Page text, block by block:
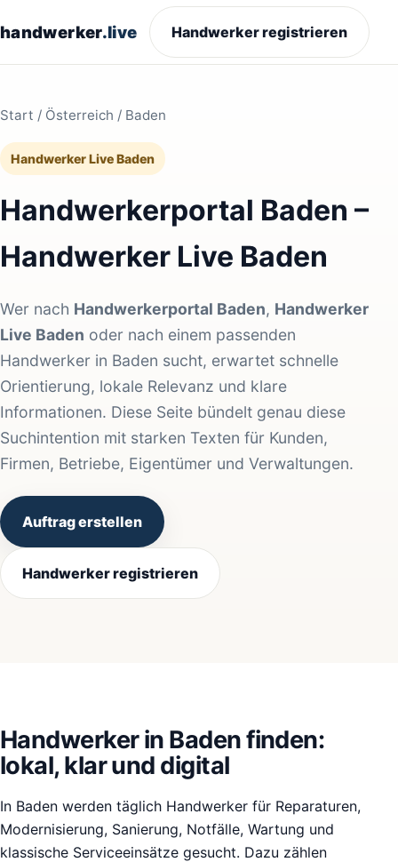
handwerker.live Handwerker registrieren
Start / Österreich / Baden
Handwerker Live Baden
Handwerkerportal Baden –
Handwerker Live Baden
Wer nach Handwerkerportal Baden, Handwerker
Live Baden oder nach einem passenden
Handwerker in Baden sucht, erwartet schnelle
Orientierung, lokale Relevanz und klare
Informationen. Diese Seite bündelt genau diese
Suchintention mit starken Texten für Kunden,
Firmen, Betriebe, Eigentümer und Verwaltungen.
Auftrag erstellen
Handwerker registrieren
Handwerker in Baden finden:
lokal, klar und digital
In Baden werden täglich Handwerker für Reparaturen,
Modernisierung, Sanierung, Notfälle, Wartung und
klassische Serviceeinsätze gesucht. Dazu zählen